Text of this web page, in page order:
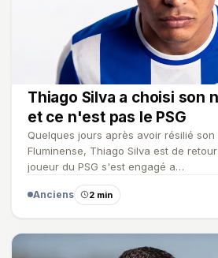
Thiago Silva a choisi son
et ce n'est pas le PSG
Quelques jours après avoir résilié
Fluminense, Thiago Silva est de
joueur du PSG s'est engagé a…
Anciens 2 min